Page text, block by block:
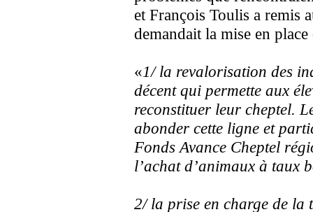
et François Toulis a remis
demandait la mise en place
«1/ la revalorisation des
décent qui permette aux
reconstituer leur cheptel.
abonder cette ligne et
Fonds Avance Cheptel
l’achat d’animaux à taux
2/ la prise en charge de la